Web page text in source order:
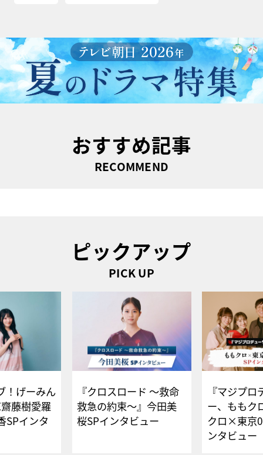
おすすめ記事
RECOMMEND
ピックアップ
PICK UP
！げーみん
藤樹愛羅
SPインタ
『クロスロード ～救命
救急の約束～』今田美
桜SPインタビュー
『マジプロ
ー、ももク
クロ×東京
ンタビュー